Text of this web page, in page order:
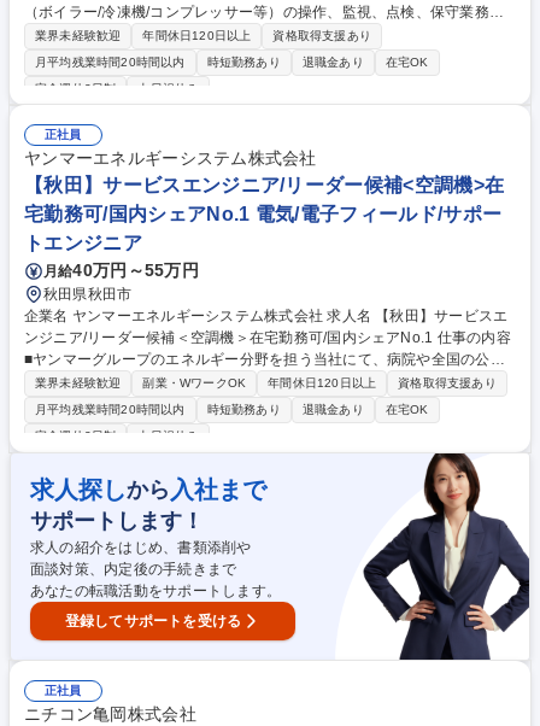
（ボイラー/冷凍機/コンプレッサー等）の操作、監視、点検、保守業務の
実施■工場建物の維持管理に関する改修、修繕工事■空調設備の維持管理に
関する改修、修繕工事■衛生設備の維持管理に 関する法令点検、修繕工事
■エレベータ―設備の維持管理に関する法令点検、修繕工事■新規設備導入
の業務調整を行う。 ■勤務時間：3交替勤務(週単位シフト)【1】8:00～16:
15【2】16:00～0:15【3】0:00～8:15 募集職種 【静岡/富士宮工場】保全
担当(ユーティリティー・建屋保全)3交替/異業界歓迎
業界未経験歓迎 年間休日120日以上
資格取得支援あり
月平均残業時間20時間以内
時短勤務あり 退職金あり
在宅OK
完全週休2日制
土日祝休み
正社員
ヤンマーエネルギーシステム株式会社
【秋田】サービスエンジニア/リーダー候補<空調機>在
宅勤務可/国内シェアNo.1 電気/電子フィールド/サポー
トエンジニア
月給40万円～55万円
秋田県秋田市
企業名 ヤンマーエネルギーシステム株式会社 求人名 【秋田】サービスエ
ンジニア/リーダー候補＜空調機＞在宅勤務可/国内シェアNo.1 仕事の内容
■ヤンマーグループのエネルギー分野を担う当社にて、病院や全国の公立
小・中学校5400校(18700台以上)に導入されている国内TOPクラスのシェ
アを誇る『空調機』のメンテナンス・定期点検等をご担当いただきます。
■機械をより良い状態でご使用いただくために、協力会社さんと共に定期
長きに渡って製品を使用してくださるお客様には機器の更新提案なども実
施。他、見積作成・部品手配・書類作成(報告書類)の事務作業など。 ■必
要な知識や技術は研修やOJT(まずは先輩とペアで業務)で身に着けていた
だきます。※資格取得における受験料の負担や報奨金制度もご用意 募集職
種 【秋田】サービスエンジニア/リーダー候補＜空調機＞在宅勤務可/国内
シェアNo.1
業界未経験歓迎 副業・WワークOK 年間休日120日以上
資格取得支援あり
月平均残業時間20時間以内
時短勤務あり 退職金あり
在宅OK
完全週休2日制
土日祝休み
求人探しから 入社まで
サポートします！
求人の紹介をはじめ、書類添削や
面談対策、内定後の手続きまで
あなたの転職活動をサポートします。
登録してサポートを受ける
正社員
ニチコン亀岡株式会社